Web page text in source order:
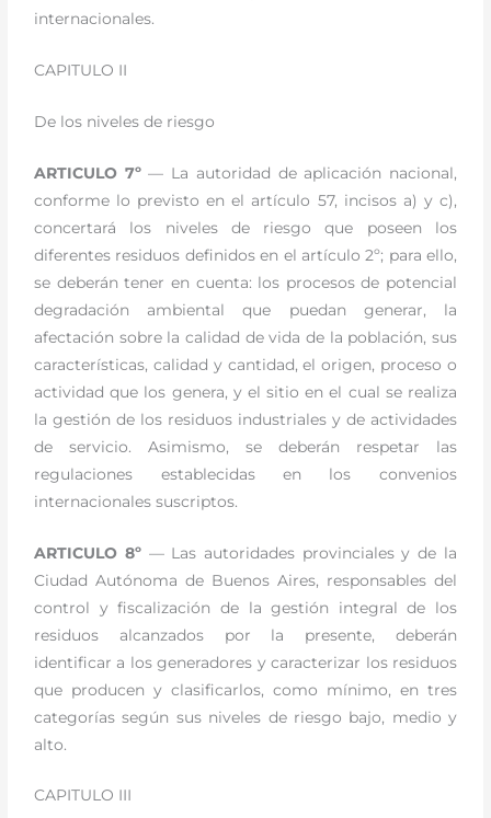
internacionales.
CAPITULO II
De los niveles de riesgo
ARTICULO 7º— La autoridad de aplicación nacional,
conforme lo previsto en el artículo 57, incisos a) y c),
concertará los niveles de riesgo que poseen los
diferentes residuos definidos en el artículo 2º; para ello,
se deberán tener en cuenta: los procesos de potencial
degradación ambiental que puedan generar, la
afectación sobre la calidad de vida de la población, sus
características, calidad y cantidad, el origen, proceso o
actividad que los genera, y el sitio en el cual se realiza
la gestión de los residuos industriales y de actividades
de servicio. Asimismo, se deberán respetar las
regulaciones establecidas en los convenios
internacionales suscriptos.
ARTICULO 8º — Las autoridades provinciales y de la
Ciudad Autónoma de Buenos Aires, responsables del
control y fiscalización de la gestión integral de los
residuos alcanzados por la presente, deberán
identificar a los generadores y caracterizar los residuos
que producen y clasificarlos, como mínimo, en tres
categorías según sus niveles de riesgo bajo, medio y
alto.
CAPITULO III